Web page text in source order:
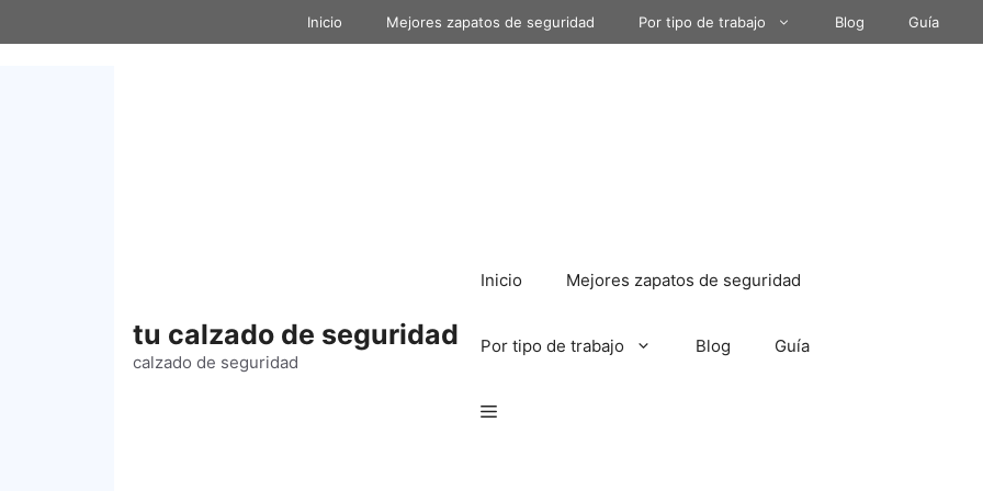
Inicio Mejores zapatos de seguridad Por tipo de trabajo Blog Guía
tu calzado de seguridad
calzado de seguridad
Inicio Mejores zapatos de seguridad
Por tipo de trabajo Blog Guía